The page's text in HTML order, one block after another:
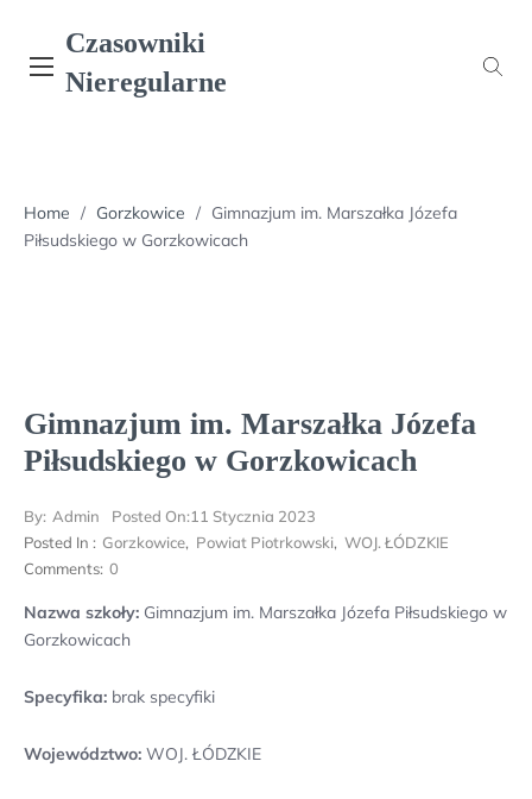
content
Czasowniki
Nieregularne
Home / Gorzkowice / Gimnazjum im. Marszałka Józefa
Piłsudskiego w Gorzkowicach
Gimnazjum im. Marszałka Józefa
Piłsudskiego w Gorzkowicach
By: Admin Posted On:11 Stycznia 2023
Posted In : Gorzkowice, Powiat Piotrkowski, WOJ. ŁÓDZKIE
Comments: 0
Nazwa szkoły: Gimnazjum im. Marszałka Józefa Piłsudskiego w
Gorzkowicach
Specyfika: brak specyfiki
Województwo: WOJ. ŁÓDZKIE